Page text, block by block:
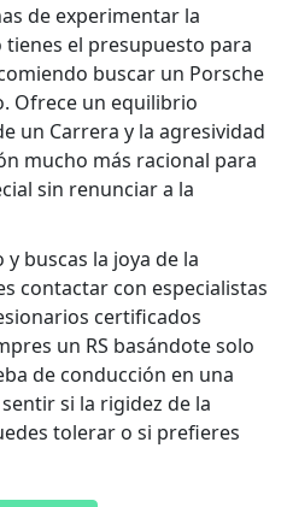
de experimentar la
tienes el presupuesto para
buscar un Porsche
Ofrece un equilibrio
un Carrera y la agresividad
mucho más racional para
sin renunciar a la
buscas la joya de la
contactar con especialistas
certificados
un RS basándote solo
de conducción en una
si la rigidez de la
tolerar o si prefieres